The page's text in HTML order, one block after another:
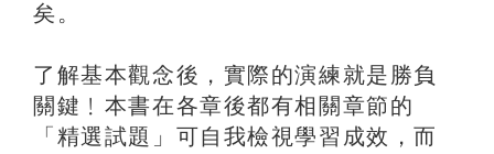
矣。
了解基本觀念後，實際的演練就是勝負
關鍵﹗本書在各章後都有相關章節的
「精選試題」可自我檢視學習成效，而